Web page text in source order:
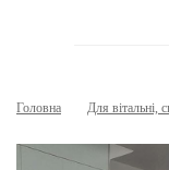
Головна Для вітальні,